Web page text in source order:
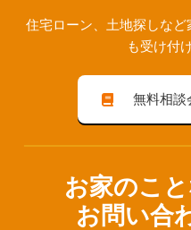
住宅ローン、⼟地探しなど
も受け付
無料相談
お家のこ
お問い合